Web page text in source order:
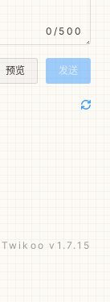
0/500
预览 发送
Twikoo v1.7.15